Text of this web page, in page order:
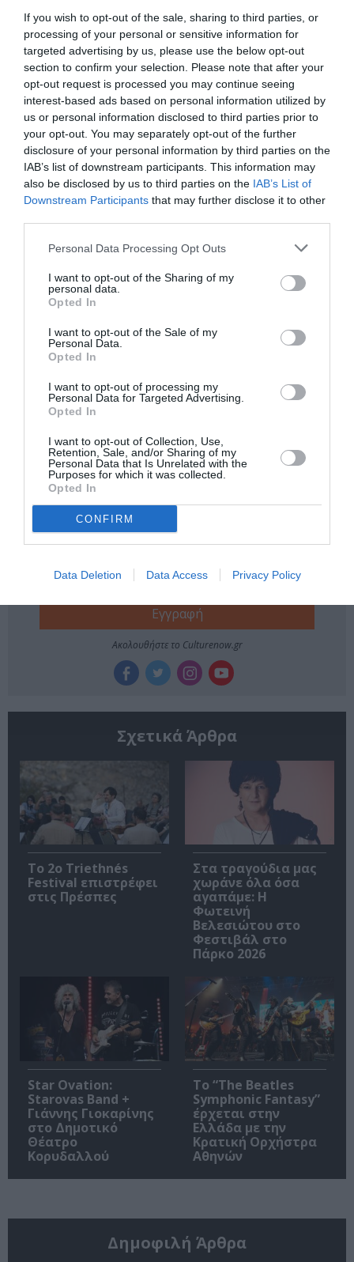
If you wish to opt-out of the sale, sharing to third parties, or
processing of your personal or sensitive information for
targeted advertising by us, please use the below opt-out
section to confirm your selection. Please note that after your
opt-out request is processed you may continue seeing
interest-based ads based on personal information utilized by
us or personal information disclosed to third parties prior to
your opt-out. You may separately opt-out of the further
disclosure of your personal information by third parties on the
IAB’s list of downstream participants. This information may
also be disclosed by us to third parties on the IAB’s List of
Downstream Participants that may further disclose it to other
Personal Data Processing Opt Outs
I want to opt-out of the Sharing of my
personal data.
Opted In
I want to opt-out of the Sale of my
Personal Data.
Opted In
I want to opt-out of processing my
Personal Data for Targeted Advertising.
Opted In
I want to opt-out of Collection, Use,
Retention, Sale, and/or Sharing of my
Personal Data that Is Unrelated with the
Purposes for which it was collected.
Opted In
CONFIRM
Data Deletion Data Access Privacy Policy
Γιώργος Φιλίππας – Κρουστά
Ταυτότητα Εκδήλωσης
Τοποθεσία:
Ίδρυμα Μιχάλης Κακογιάννης, Πειραιώς 206, Ταύρος
Ίδρυμα Μιχάλης Κακογιάννης
Ακολουθήστε το Culturenow.gr στοGoogle Newsκαι
Δείτε όλα τα τελευταία νέαγια την Τέχνη και τον
Πολιτισμό στοCulturenow.gr
Νέοι Διαγωνισμοί❯
ΙΔΡΥΜΑ ΜΙΧΑΛΗΣ ΚΑΚΟΓΙΑΝΝΗΣ
ΣΤΑΜΑΤΗΣ ΚΡΑΟΥΝΑΚΗΣ
Newsletter
Κάθε βδομάδα στο e-mail σας τα τελευταία νέα για
την Τέχνη και τον Πολιτισμό!
Ακολουθήστε το Culturenow.gr
Σχετικά Άρθρα
Το 2ο Triethnés
Festival επιστρέφει
στις Πρέσπες
Στα τραγούδια μας
χωράνε όλα όσα
αγαπάμε: Η
Φωτεινή
Βελεσιώτου στο
Φεστιβάλ στο
Πάρκο 2026
Star Ovation:
Starovas Band +
Γιάννης Γιοκαρίνης
στο Δημοτικό
Θέατρο
Κορυδαλλού
Το “The Beatles
Symphonic Fantasy”
έρχεται στην
Ελλάδα με την
Κρατική Ορχήστρα
Αθηνών
Δημοφιλή Άρθρα